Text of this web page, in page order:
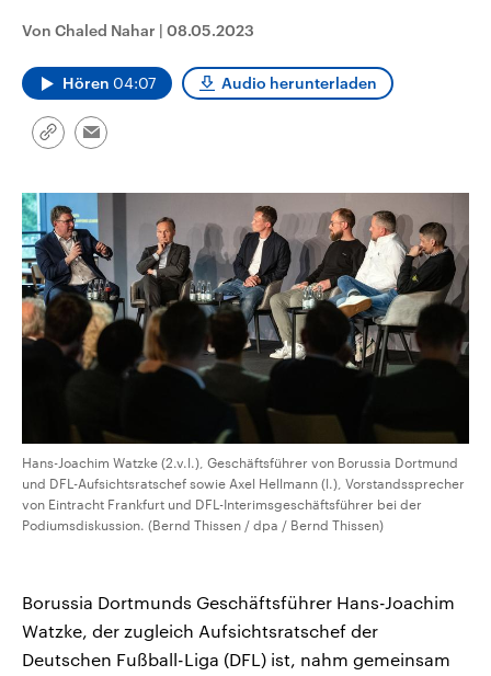
Audio-Archiv
Von Chaled Nahar | 08.05.2023
Hören 04:07 Audio herunterladen
Link
Email
Hans-Joachim Watzke (2.v.l.), Geschäftsführer von Borussia Dortmund
und DFL-Aufsichtsratschef sowie Axel Hellmann (l.), Vorstandssprecher
von Eintracht Frankfurt und DFL-Interimsgeschäftsführer bei der
Podiumsdiskussion. (Bernd Thissen / dpa / Bernd Thissen)
Borussia Dortmunds Geschäftsführer Hans-Joachim
Watzke, der zugleich Aufsichtsratschef der
Deutschen Fußball-Liga (DFL) ist, nahm gemeinsam